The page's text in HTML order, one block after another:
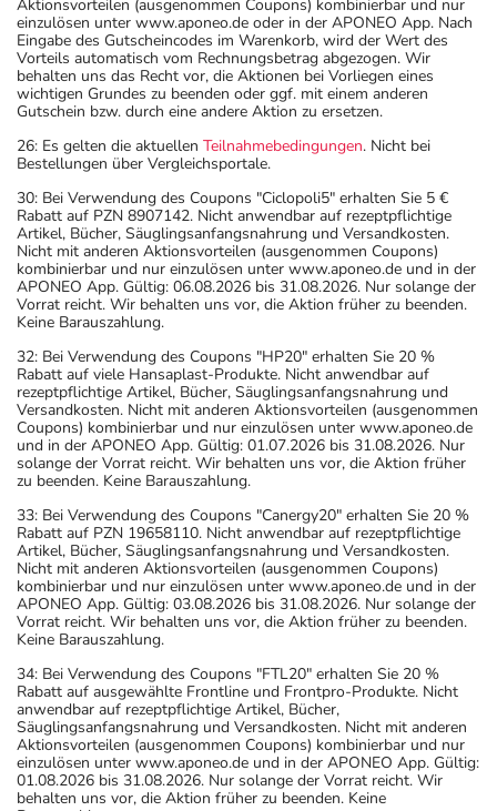
Aktionsvorteilen (ausgenommen Coupons) kombinierbar und nur
einzulösen unter www.aponeo.de oder in der APONEO App. Nach
Eingabe des Gutscheincodes im Warenkorb, wird der Wert des
Vorteils automatisch vom Rechnungsbetrag abgezogen. Wir
behalten uns das Recht vor, die Aktionen bei Vorliegen eines
wichtigen Grundes zu beenden oder ggf. mit einem anderen
Gutschein bzw. durch eine andere Aktion zu ersetzen.
26: Es gelten die aktuellen Teilnahmebedingungen. Nicht bei
Bestellungen über Vergleichsportale.
30: Bei Verwendung des Coupons "Ciclopoli5" erhalten Sie 5 €
Rabatt auf PZN 8907142. Nicht anwendbar auf rezeptpflichtige
Artikel, Bücher, Säuglingsanfangsnahrung und Versandkosten.
Nicht mit anderen Aktionsvorteilen (ausgenommen Coupons)
kombinierbar und nur einzulösen unter www.aponeo.de und in der
APONEO App. Gültig: 06.08.2026 bis 31.08.2026. Nur solange der
Vorrat reicht. Wir behalten uns vor, die Aktion früher zu beenden.
Keine Barauszahlung.
32: Bei Verwendung des Coupons "HP20" erhalten Sie 20 %
Rabatt auf viele Hansaplast-Produkte. Nicht anwendbar auf
rezeptpflichtige Artikel, Bücher, Säuglingsanfangsnahrung und
Versandkosten. Nicht mit anderen Aktionsvorteilen (ausgenommen
Coupons) kombinierbar und nur einzulösen unter www.aponeo.de
und in der APONEO App. Gültig: 01.07.2026 bis 31.08.2026. Nur
solange der Vorrat reicht. Wir behalten uns vor, die Aktion früher
zu beenden. Keine Barauszahlung.
33: Bei Verwendung des Coupons "Canergy20" erhalten Sie 20 %
Rabatt auf PZN 19658110. Nicht anwendbar auf rezeptpflichtige
Artikel, Bücher, Säuglingsanfangsnahrung und Versandkosten.
Nicht mit anderen Aktionsvorteilen (ausgenommen Coupons)
kombinierbar und nur einzulösen unter www.aponeo.de und in der
APONEO App. Gültig: 03.08.2026 bis 31.08.2026. Nur solange der
Vorrat reicht. Wir behalten uns vor, die Aktion früher zu beenden.
Keine Barauszahlung.
34: Bei Verwendung des Coupons "FTL20" erhalten Sie 20 %
Rabatt auf ausgewählte Frontline und Frontpro-Produkte. Nicht
anwendbar auf rezeptpflichtige Artikel, Bücher,
Säuglingsanfangsnahrung und Versandkosten. Nicht mit anderen
Aktionsvorteilen (ausgenommen Coupons) kombinierbar und nur
einzulösen unter www.aponeo.de und in der APONEO App. Gültig:
01.08.2026 bis 31.08.2026. Nur solange der Vorrat reicht. Wir
behalten uns vor, die Aktion früher zu beenden. Keine